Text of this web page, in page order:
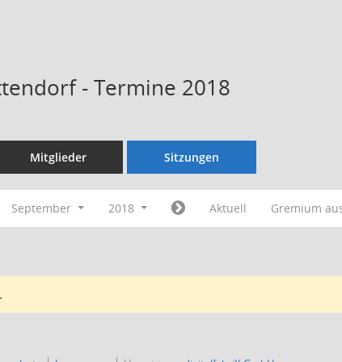
- Termine 2018
Mitglieder Sitzungen
September 2018 Aktuell Gremium